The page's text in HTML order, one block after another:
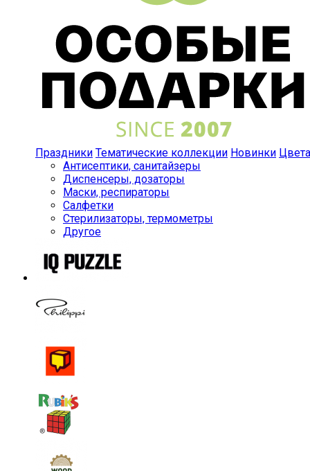
Праздники Тематические коллекции Новинки Цвета
Антисептики, санитайзеры
Диспенсеры, дозаторы
Маски, респираторы
Салфетки
Стерилизаторы, термометры
Другое